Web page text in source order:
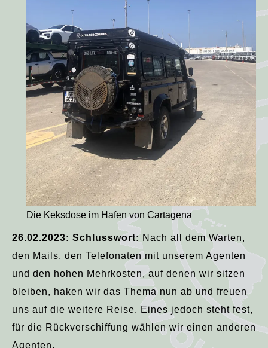
Die Keksdose im Hafen von Cartagena
26.02.2023: Schlusswort: Nach all dem Warten,
den Mails, den Telefonaten mit unserem Agenten
und den hohen Mehrkosten, auf denen wir sitzen
bleiben, haken wir das Thema nun ab und freuen
uns auf die weitere Reise. Eines jedoch steht fest,
für die Rückverschiffung wählen wir einen anderen
Agenten.